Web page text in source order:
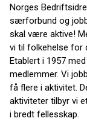
Norges
særforbund og
skal være aktive!
vi til folkehelse for
Etablert i 1957
medlemmer. Vi
få flere i aktivitet.
aktiviteter tilbyr vi
i bredt fellesskap.